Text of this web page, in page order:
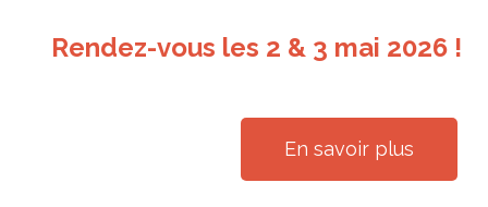
Rendez-vous les 2 & 3 mai 2026 !
En savoir plus